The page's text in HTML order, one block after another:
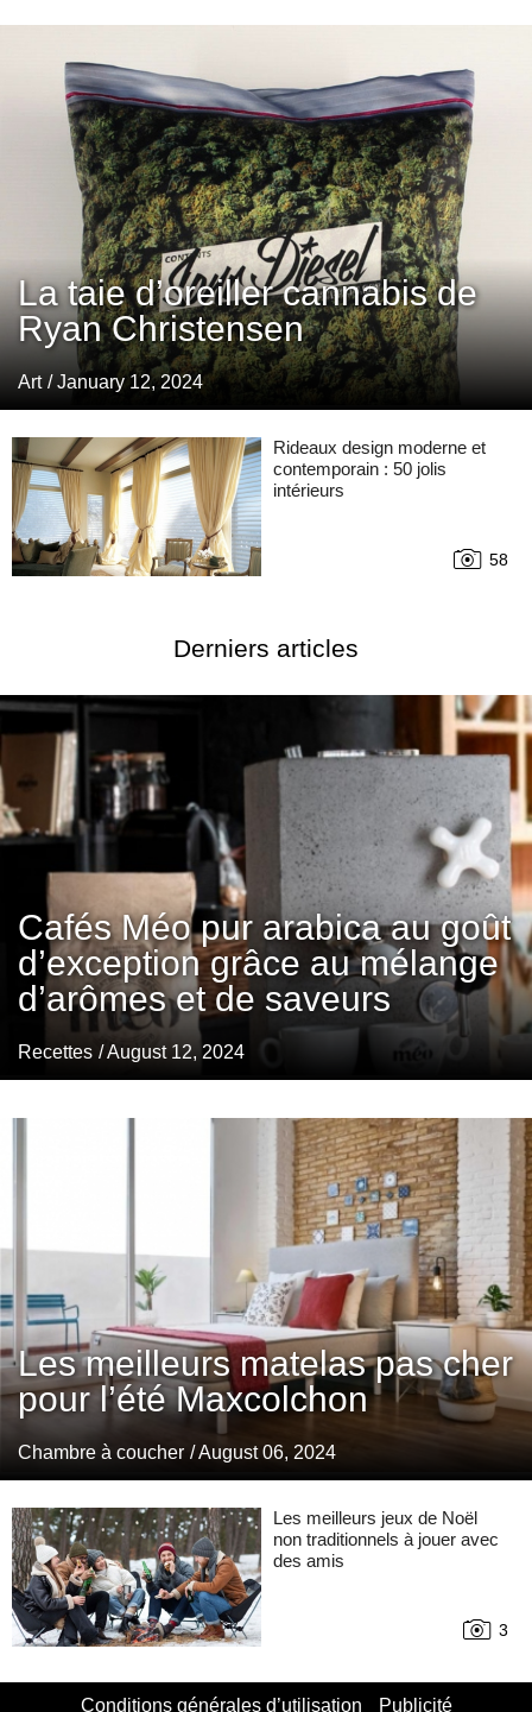
La taie d’oreiller cannabis de
Ryan Christensen
Art / January 12, 2024
Rideaux design moderne et
contemporain : 50 jolis
intérieurs
58
Derniers articles
Cafés Méo pur arabica au goût
d’exception grâce au mélange
d’arômes et de saveurs
Recettes / August 12, 2024
Les meilleurs matelas pas cher
pour l’été Maxcolchon
Chambre à coucher / August 06, 2024
Les meilleurs jeux de Noël
non traditionnels à jouer avec
des amis
3
Conditions générales d’utilisation Publicité